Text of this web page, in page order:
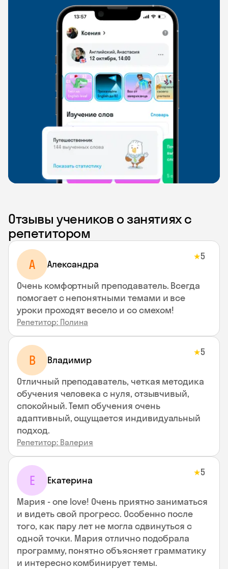
Отзывы учеников о занятиях с
репетитором
A Aлександра
★5
Очень комфортный преподаватель. Всегда
помогает с непонятными темами и все
уроки проходят весело и со смехом!
Репетитор: Полина
В Владимир
★5
Отличный преподаватель, четкая методика
обучения человека с нуля, отзывчивый,
спокойный. Темп обучения очень
адаптивный, ощущается индивидуальный
подход.
Репетитор: Валерия
Е Екатерина
★5
Мария - one love! Очень приятно заниматься
и видеть свой прогресс. Особенно после
того, как пару лет не могла сдвинуться с
одной точки. Мария отлично подобрала
программу, понятно объясняет грамматику
и интересно комбинирует темы.